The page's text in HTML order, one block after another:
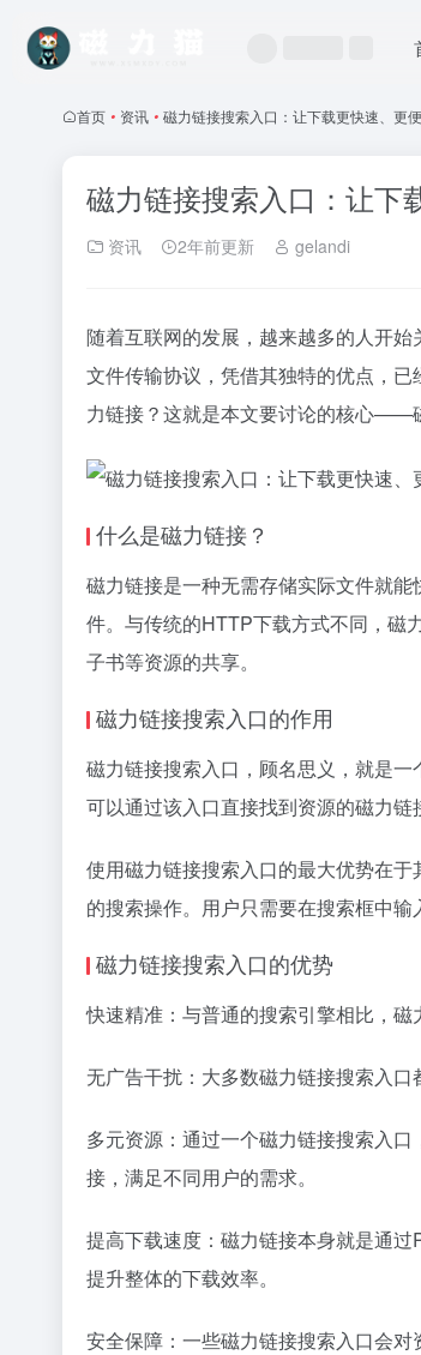
首页 • 资讯 • 磁力链接搜索入口：让下载更快速、更
磁力链接搜索入口：让下
资讯 2年前更新 gelandi
随着互联网的发展，越来越多的人开始
文件传输协议，凭借其独特的优点，已
力链接？这就是本文要讨论的核心——
什么是磁力链接？
磁力链接是一种无需存储实际文件就
件。与传统的HTTP下载方式不同，磁
子书等资源的共享。
磁力链接搜索入口的作用
磁力链接搜索入口，顾名思义，就是
可以通过该入口直接找到资源的磁力链
使用磁力链接搜索入口的最大优势在
的搜索操作。用户只需要在搜索框中
磁力链接搜索入口的优势
快速精准：与普通的搜索引擎相比，
无广告干扰：大多数磁力链接搜索入
多元资源：通过一个磁力链接搜索入
接，满足不同用户的需求。
提高下载速度：磁力链接本身就是通
提升整体的下载效率。
安全保障：一些磁力链接搜索入口会